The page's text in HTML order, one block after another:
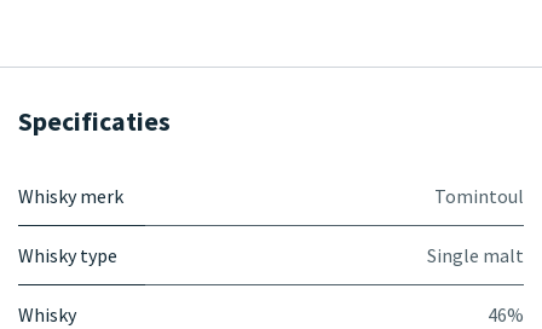
Specificaties
Whisky merk Tomintoul
Whisky type Single malt
Whisky
46%